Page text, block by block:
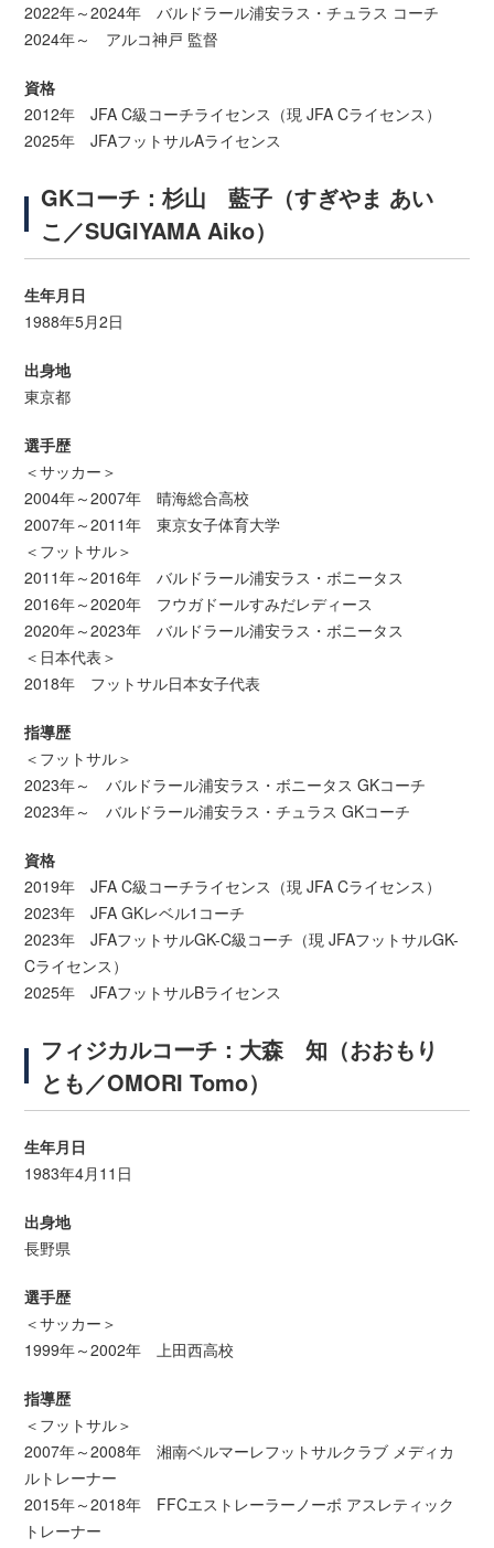
2022年～2024年 バルドラール浦安ラス・チュラス コーチ
2024年～ アルコ神戸 監督
資格
2012年 JFA C級コーチライセンス（現 JFA Cライセンス）
2025年 JFAフットサルAライセンス
GKコーチ：杉山 藍子（すぎやま あい
こ／SUGIYAMA Aiko）
生年月日
1988年5月2日
出身地
東京都
選手歴
＜サッカー＞
2004年～2007年 晴海総合高校
2007年～2011年 東京女子体育大学
＜フットサル＞
2011年～2016年 バルドラール浦安ラス・ボニータス
2016年～2020年 フウガドールすみだレディース
2020年～2023年 バルドラール浦安ラス・ボニータス
＜日本代表＞
2018年 フットサル日本女子代表
指導歴
＜フットサル＞
2023年～ バルドラール浦安ラス・ボニータス GKコーチ
2023年～ バルドラール浦安ラス・チュラス GKコーチ
資格
2019年 JFA C級コーチライセンス（現 JFA Cライセンス）
2023年 JFA GKレベル1コーチ
2023年 JFAフットサルGK-C級コーチ（現 JFAフットサルGK-
Cライセンス）
2025年 JFAフットサルBライセンス
フィジカルコーチ：大森 知（おおもり
とも／OMORI Tomo）
生年月日
1983年4月11日
出身地
長野県
選手歴
＜サッカー＞
1999年～2002年 上田西高校
指導歴
＜フットサル＞
2007年～2008年 湘南ベルマーレフットサルクラブ メディカ
ルトレーナー
2015年～2018年 FFCエストレーラーノーボ アスレティック
トレーナー